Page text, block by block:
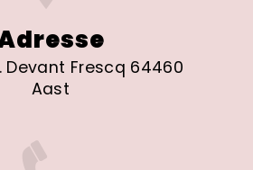
Devant Frescq 64460
Aast